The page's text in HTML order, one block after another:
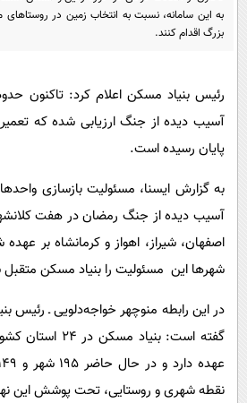
بین الملل
اجتماعی
حیات وحش
سیاست خارجی
دانلود
به این سامانه، نسبت به انتخاب زمین در
بزرگ اقدام کنند.
پایان رسیده است.
به گزارش ایسنا، مسئولیت بازسازی
آسیب دیده از جنگ رمضان در هفت
اصفهان، شیراز، اهواز و کرمانشاه بر
شهرها این مسئولیت را بنیاد مسکن
در این رابطه منوچهر خواجه‌دلویی ـ رئیس
گفته است: بنیاد
نقطه شهری و روستایی، تحت پوشش این